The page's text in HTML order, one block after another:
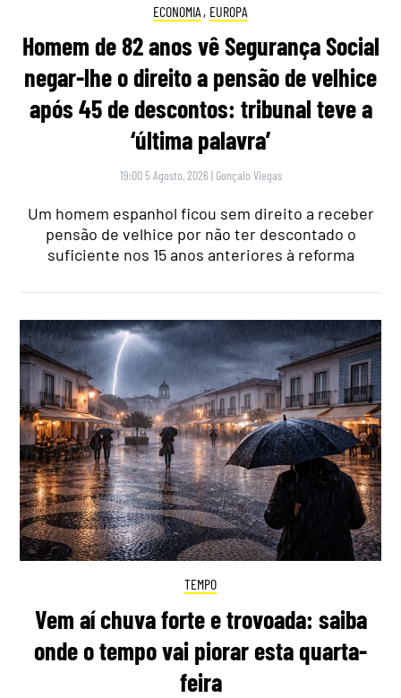
ECONOMIA , EUROPA
Homem de 82 anos vê Segurança Social
negar-lhe o direito a pensão de velhice
após 45 de descontos: tribunal teve a
‘última palavra’
19:00 5 Agosto, 2026 | Gonçalo Viegas
Um homem espanhol ficou sem direito a receber
pensão de velhice por não ter descontado o
suficiente nos 15 anos anteriores à reforma
TEMPO
Vem aí chuva forte e trovoada: saiba
onde o tempo vai piorar esta quarta-
feira